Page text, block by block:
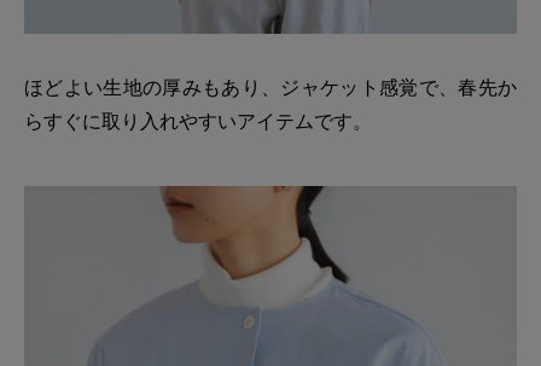
ほどよい生地の厚みもあり、ジャケット感覚で、春先か
らすぐに取り入れやすいアイテムです。